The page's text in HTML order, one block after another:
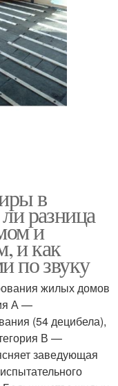
в
разница
и
и как
по звуку
жилых домов
А —
(54 децибела),
В —
заведующая